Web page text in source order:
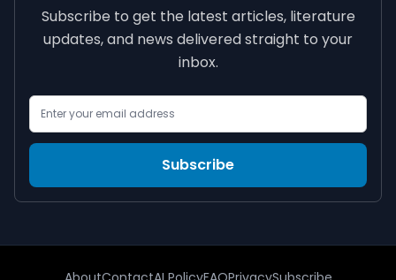
Subscribe to get the latest articles, literature
updates, and news delivered straight to your
inbox.
Subscribe